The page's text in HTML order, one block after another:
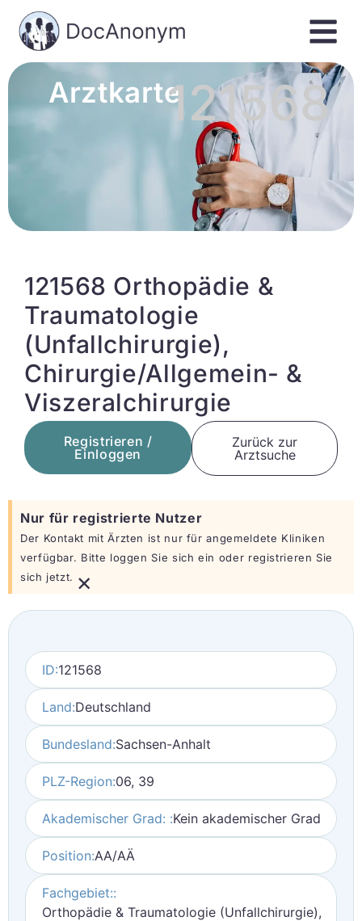
Arztkarte121568
121568 Orthopädie &
Traumatologie
(Unfallchirurgie),
Chirurgie/Allgemein- &
Viszeralchirurgie
Registrieren /
Einloggen
Zurück zur
Arztsuche
Nur für registrierte Nutzer
Der Kontakt mit Ärzten ist nur für angemeldete Kliniken
verfügbar. Bitte loggen Sie sich ein oder registrieren Sie
sich jetzt. ×
ID:121568
Land:Deutschland
Bundesland:Sachsen-Anhalt
PLZ-Region:06, 39
Akademischer Grad: :Kein akademischer Grad
Position:AA/AÄ
Fachgebiet::
Orthopädie & Traumatologie (Unfallchirurgie),